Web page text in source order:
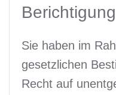
Berichtigung
Sie haben im
gesetzlichen
Recht auf